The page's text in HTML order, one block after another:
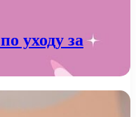
уходу за